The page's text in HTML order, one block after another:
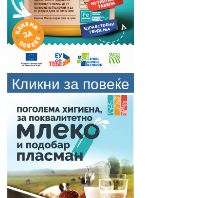
Кликни за повеќе